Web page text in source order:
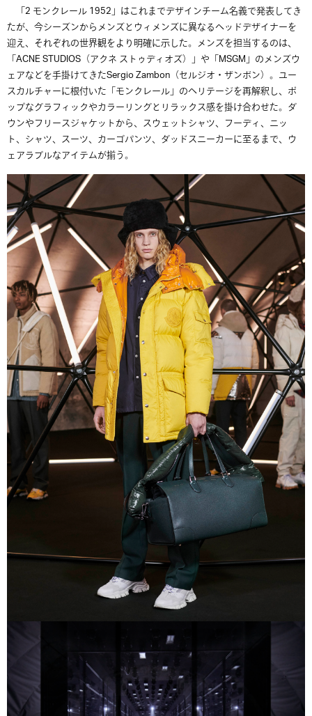
「2モンクレール1952」はこれまでデザインチーム名義で発表してき
たが、今シーズンからメンズとウィメンズに異なるヘッドデザイナーを
迎え、それぞれの世界観をより明確に示した。メンズを担当するのは、
「ACNE STUDIOS （アクネストゥディオズ）」や「MSGM」のメンズウ
ェアなどを手掛けてきたSergio Zambon （セルジオ・ザンボン）。ユー
スカルチャーに根付いた「モンクレール」のヘリテージを再解釈し、ポ
ップなグラフィックやカラーリングとリラックス感を掛け合わせた。ダ
ウンやフリースジャケットから、スウェットシャツ、フーディ、ニッ
ト、シャツ、スーツ、カーゴパンツ、ダッドスニーカーに至るまで、ウ
ェアラブルなアイテムが揃う。